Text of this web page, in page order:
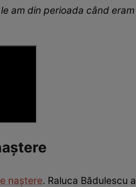
am din perioada când eram
naștere. Raluca Bădulescu a